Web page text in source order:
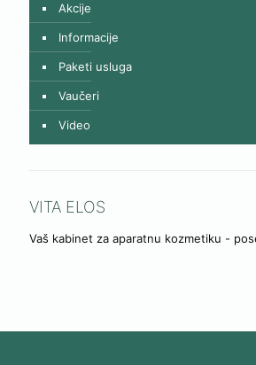
Akcije
Informacije
Paketi usluga
Vaučeri
Video
VITA ELOS
Vaš kabinet za aparatnu kozmetiku -